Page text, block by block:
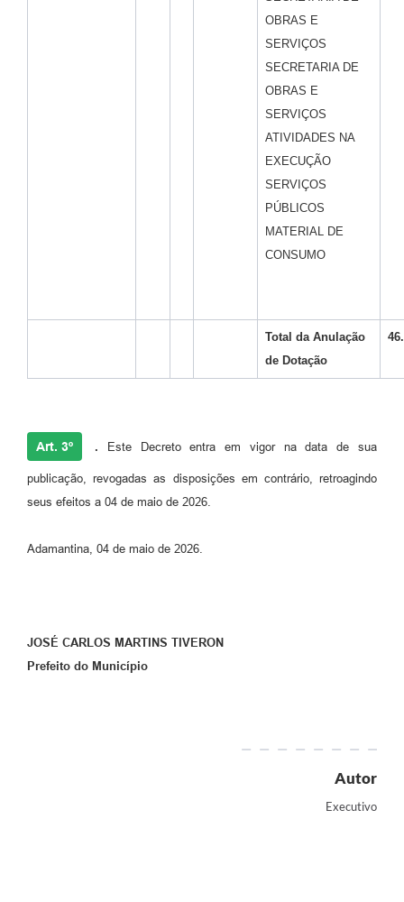
OBRAS E
SERVIÇOS
SECRETARIA DE
OBRAS E
SERVIÇOS
ATIVIDADES NA
EXECUÇÃO
SERVIÇOS
PÚBLICOS
MATERIAL DE
CONSUMO
Total da Anulação
de Dotação
Art. 3º . Este Decreto entra em vigor na data de sua
publicação, revogadas as disposições em contrário, retroagindo
seus efeitos a 04 de maio de 2026.
Adamantina, 04 de maio de 2026.
JOSÉ CARLOS MARTINS TIVERON
Prefeito do Município
Autor
Executivo